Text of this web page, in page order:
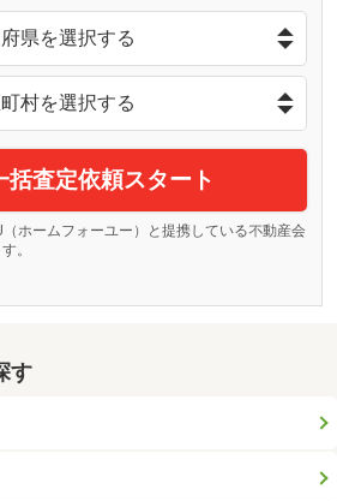
括査定依頼スタート
ホームフォーユー）と提携している不動産会
。
す